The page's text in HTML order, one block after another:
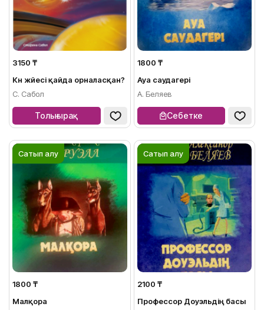
3150 ₸
Күн жүйесі қайда орналасқан?
С. Сабол
Толығырақ
1800 ₸
Ауа саудагері
А. Беляев
Себетке
Сатып алу
1800 ₸
Малқора
Сатып алу
2100 ₸
Профессор Доуэльдің басы